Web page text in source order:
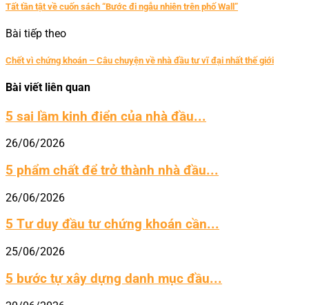
Tất tần tật về cuốn sách “Bước đi ngẫu nhiên trên phố Wall”
Bài tiếp theo
Chết vì chứng khoán – Câu chuyện về nhà đầu tư vĩ đại nhất thế giới
Bài viết liên quan
5 sai lầm kinh điển của nhà đầu...
26/06/2026
5 phẩm chất để trở thành nhà đầu...
26/06/2026
5 Tư duy đầu tư chứng khoán cần...
25/06/2026
5 bước tự xây dựng danh mục đầu...